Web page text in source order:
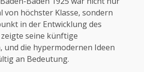
von höchster Klasse, sondern
in der Entwicklung des
zeigte seine künftige
und die hypermodernen Ideen
an Bedeutung.